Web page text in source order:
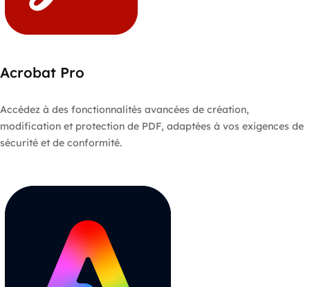
Acrobat Pro
Accédez à des fonctionnalités avancées de création,
modification et protection de PDF, adaptées à vos exigences de
sécurité et de conformité.